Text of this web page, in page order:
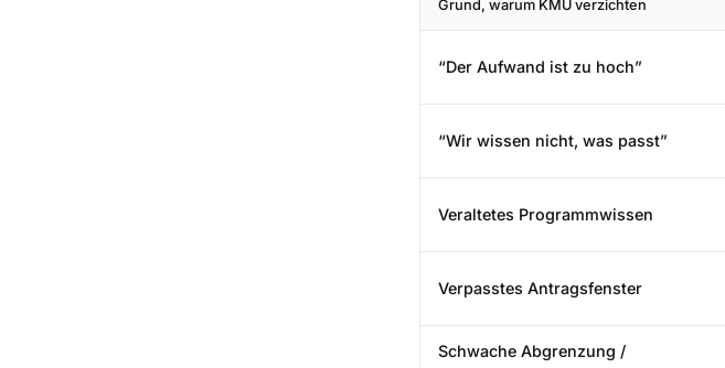
Grund, warum KMU verzichten
“Der Aufwand ist zu hoch”
“Wir wissen nicht, was passt”
Veraltetes Programmwissen
Verpasstes Antragsfenster
Schwache Abgrenzung /